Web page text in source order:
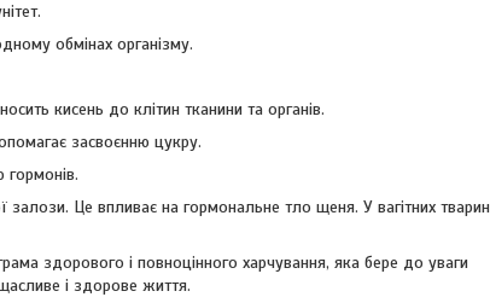
обмінах організму.
кисень до клітин тканини та органів.
засвоєнню цукру.
Це впливає на гормональне тло щеня. У вагітних тварин
здорового і повноцінного харчування, яка бере до уваги
і здорове життя.